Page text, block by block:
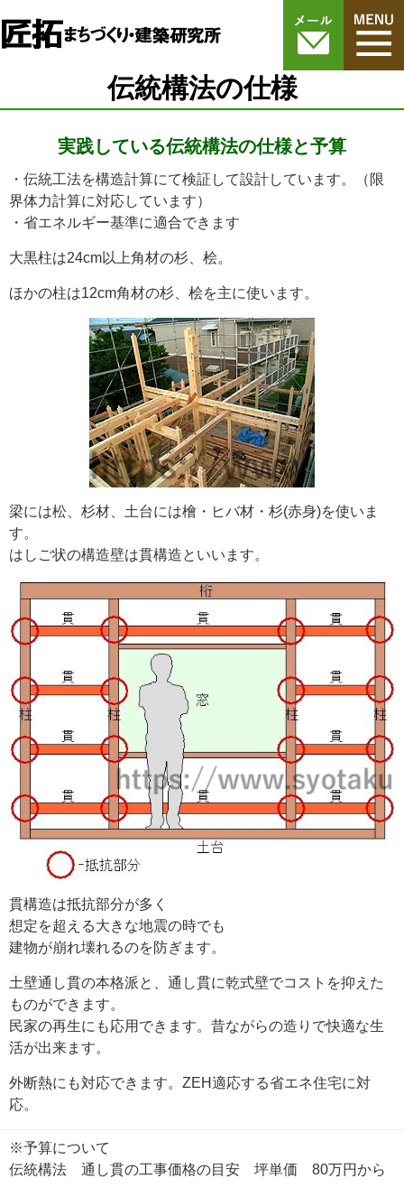
伝統構法の仕様
実践している伝統構法の仕様と予算
・伝統工法を構造計算にて検証して設計しています。（限
界体力計算に対応しています）
・省エネルギー基準に適合できます
大黒柱は24cm以上角材の杉、桧。
ほかの柱は12cm角材の杉、桧を主に使います。
梁には松、杉材、土台には檜・ヒバ材・杉(赤身)を使いま
す。
はしご状の構造壁は貫構造といいます。
貫構造は抵抗部分が多く
想定を超える大きな地震の時でも
建物が崩れ壊れるのを防ぎます。
土壁通し貫の本格派と、通し貫に乾式壁でコストを抑えた
ものができます。
民家の再生にも応用できます。昔ながらの造りで快適な生
活が出来ます。
外断熱にも対応できます。ZEH適応する省エネ住宅に対
応。
※予算について
伝統構法 通し貫の工事価格の目安 坪単価 80万円から